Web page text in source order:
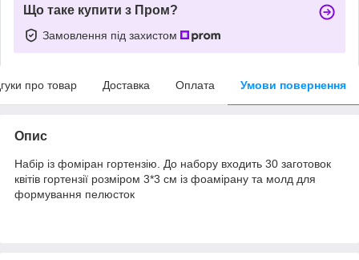
Що таке купити з Пром?
Замовлення під захистом
про товар Доставка Оплата Умови повернення
Опис
Набір із фоміран гортензію. До набору входить 30 заготовок
квітів гортензії розміром 3*3 см із фоамірану та молд для
формування пелюсток